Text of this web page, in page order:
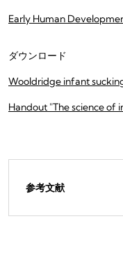
Early Human
ダウンロード
Wooldridge infant
Handout "The science of
参考文献